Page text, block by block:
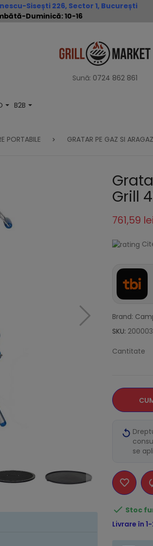
Sisești 226, Sector 1, București
Duminică: 10-16
Sună: 0724 862 861
B2B
PORTABILE GRATAR PE GAZ SI
Grill
761,59 lei
Brand:
SKU:
Cantitate
se
 Stoc
Livrare în